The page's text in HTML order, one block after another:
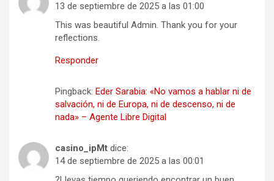
13 de septiembre de 2025 a las 01:00
This was beautiful Admin. Thank you for your
reflections.
Responder
Pingback: Eder Sarabia: «No vamos a hablar ni de
salvación, ni de Europa, ni de descenso, ni de
nada» – Agente Libre Digital
casino_ipMt dice:
14 de septiembre de 2025 a las 00:01